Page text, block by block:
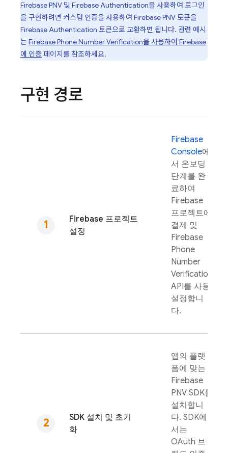
Firebase PNV 및 Firebase Authentication을 사용하여 로그인
을 구현하려면 커스텀 인증을 사용하여 Firebase PNV 토큰을
Firebase Authentication 토큰으로 교환하면 됩니다. 관련 예시
는Firebase Phone Number Verification을 사용하여 Firebase
에 인증 페이지를 참조하세요.
구현 경로
Firebase 프로젝트
설정
Firebase
Console에
서 온보딩
단계를 완
료하여
Firebase
프로젝트에
결제 및
Firebase
Phone
Number
Verification
API를 사용
설정합니
다.
SDK 설치 및 초기
화
앱의 플랫
폼에 맞는
Firebase
PNV SDK를
설치합니
다. SDK에
서는
OAuth 브